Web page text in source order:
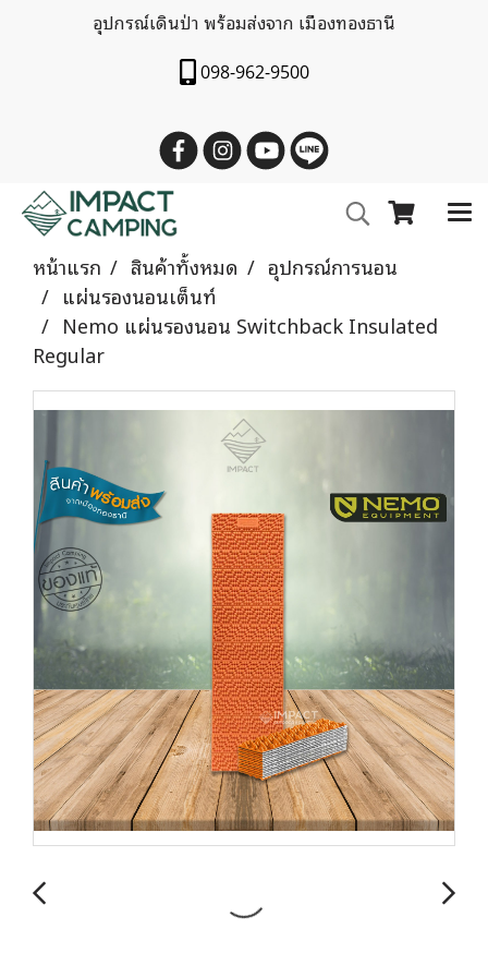
อุปกรณ์เดินป่า พร้อมส่งจาก เมืองทองธานี
098-962-9500
หน้าแรก สินค้าทั้งหมด
อุปกรณ์การนอน
แผ่นรองนอนเต็นท์
Nemo แผ่นรองนอน Switchback Insulated
Regular